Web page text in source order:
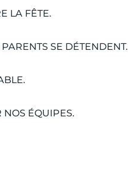
LA FÊTE.
SE DÉTENDENT.
NOS ÉQUIPES.